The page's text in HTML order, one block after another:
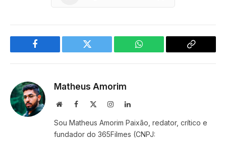
Facebook Twitter WhatsApp
Copy
Matheus Amorim
WebsiteFacebook InstagramLinkedIn
Sou Matheus Amorim Paixão, redator, crítico e
fundador do 365Filmes (CNPJ: